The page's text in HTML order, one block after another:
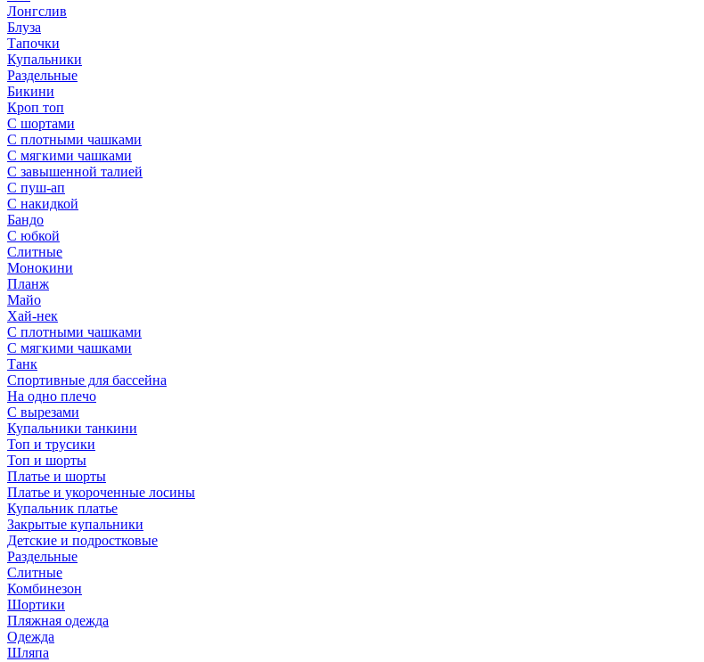
Лонгслив
Блуза
Тапочки
Купальники
Раздельные
Бикини
Кроп топ
С шортами
С плотными чашками
С мягкими чашками
С завышенной талией
С пуш-ап
С накидкой
Бандо
С юбкой
Слитные
Монокини
Планж
Майо
Хай-нек
С плотными чашками
С мягкими чашками
Танк
Спортивные для бассейна
На одно плечо
С вырезами
Купальники танкини
Топ и трусики
Топ и шорты
Платье и шорты
Платье и укороченные лосины
Купальник платье
Закрытые купальники
Детские и подростковые
Раздельные
Слитные
Комбинезон
Шортики
Пляжная одежда
Одежда
Шляпа